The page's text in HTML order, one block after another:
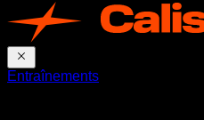
Entraînements